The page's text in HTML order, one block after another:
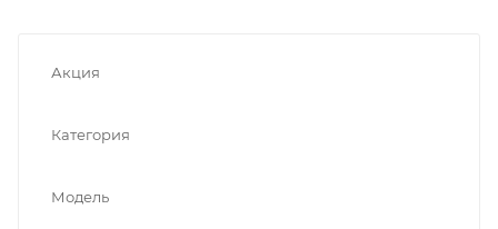
Акция
Категория
Модель